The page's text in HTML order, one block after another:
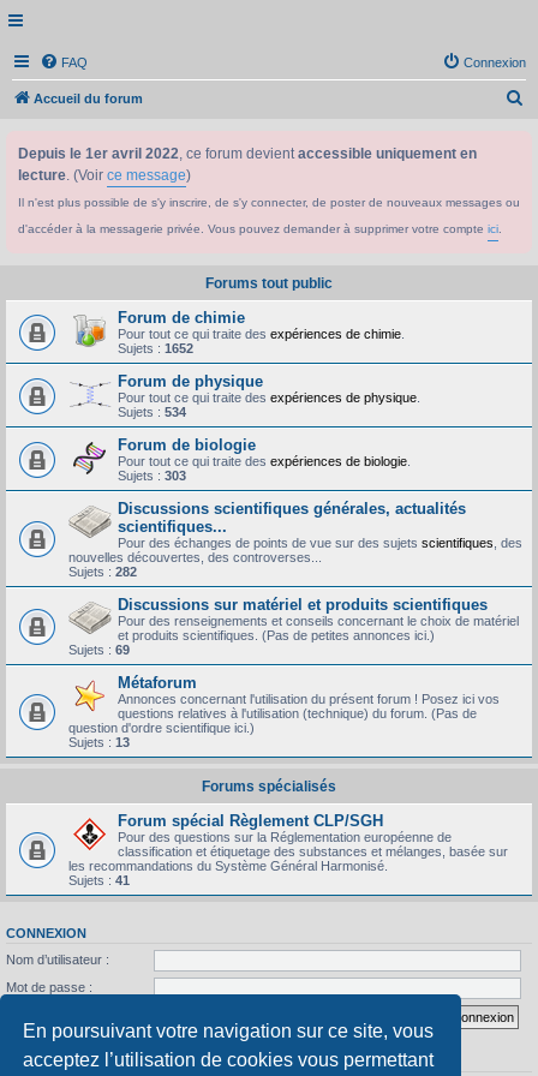
En poursuivant votre navigation sur ce site, vous
acceptez l’utilisation de cookies vous permettant
FAQ Connexion
Accueil du forum
h
Depuis le 1er avril 2022, ce forum devientaccessible uniquement en
lecture. (Voir ce message)
Il n'est plus possible de s'y inscrire, de s'y connecter, de poster de nouveaux messages ou
d'accéder à la messagerie privée. Vous pouvez demander à supprimer votre compte ici
Forums tout public
Forum de chimie
Pour tout ce qui traite des expériences de chimie
Sujets : 1652
Forum de physique
Pour tout ce qui traite des expériences de physique
Sujets : 534
Forum de biologie
Pour tout ce qui traite des expériences de biologie
Sujets : 303
Discussions scientifiques générales, actualités
scientifiques...
Pour des échanges de points de vue sur des sujets scientifiques , des
nouvelles découvertes, des controverses...
Sujets : 282
Discussions sur matériel et produits scientifiques
Pour des renseignements et conseils concernant le choix de matériel
et produits scientifiques. (Pas de petites annonces ici.)
Sujets : 69
Métaforum
Annonces concernant l'utilisation du présent forum ! Posez ici vos
questions relatives à l'utilisation (technique) du forum. (Pas de
question d'ordre scientifique ici.)
Sujets : 13
Forums spécialisés
Forum spécial Règlement CLP/SGH
Pour des questions sur la Réglementation européenne de
classification et étiquetage des substances et mélanges, basée sur
les recommandations du Système Général Harmonisé.
Sujets : 41
CONNEXION
Nom d’utilisateur :
Mot de passe :
STATISTIQUES